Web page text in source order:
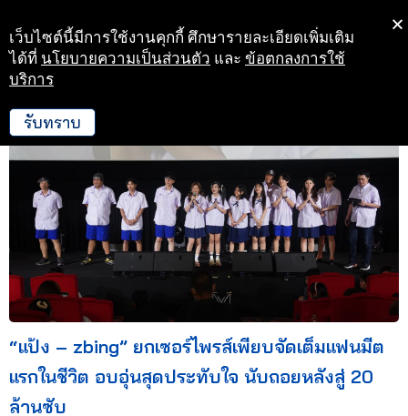
Skip
to
“แป้ง – zbing” ยกเซอร์ไพรส์เพียบจัดเต็มแฟนมีต
แรกในชีวิต อบอุ่นสุดประทับใจ นับถอยหลังสู่ 20
ล้านซับ
เว็บไซต์นี้มีการใช้งานคุกกี้ ศึกษารายละเอียดเพิ่มเติม
ได้ที่ นโยบายความเป็นส่วนตัว และ ข้อตกลงการใช้
บริการ
รับทราบ